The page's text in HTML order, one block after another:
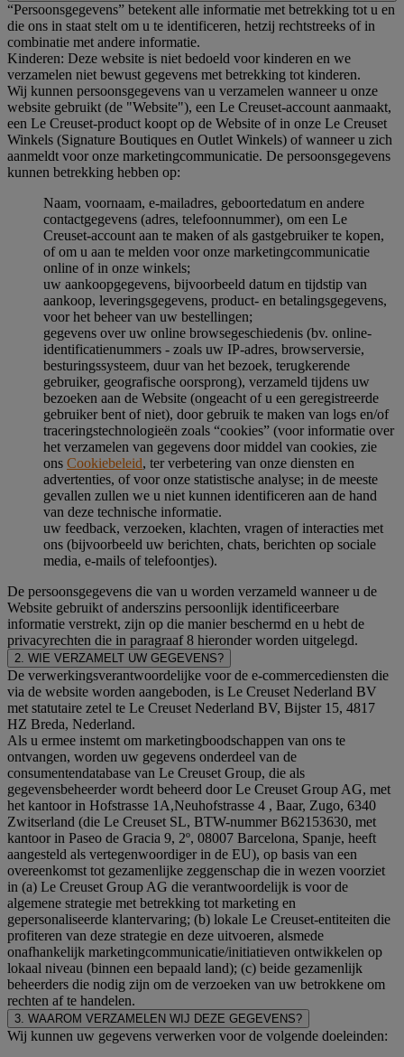
“Persoonsgegevens” betekent alle informatie met betrekking tot u en
die ons in staat stelt om u te identificeren, hetzij rechtstreeks of in
combinatie met andere informatie.
Kinderen: Deze website is niet bedoeld voor kinderen en we
verzamelen niet bewust gegevens met betrekking tot kinderen.
Wij kunnen persoonsgegevens van u verzamelen wanneer u onze
website gebruikt (de "Website"), een Le Creuset-account aanmaakt,
een Le Creuset-product koopt op de Website of in onze Le Creuset
Winkels (Signature Boutiques en Outlet Winkels) of wanneer u zich
aanmeldt voor onze marketingcommunicatie. De persoonsgegevens
kunnen betrekking hebben op:
Naam, voornaam, e-mailadres, geboortedatum en andere
contactgegevens (adres, telefoonnummer), om een Le
Creuset-account aan te maken of als gastgebruiker te kopen,
of om u aan te melden voor onze marketingcommunicatie
online of in onze winkels;
uw aankoopgegevens, bijvoorbeeld datum en tijdstip van
aankoop, leveringsgegevens, product- en betalingsgegevens,
voor het beheer van uw bestellingen;
gegevens over uw online browsegeschiedenis (bv. online-
identificatienummers - zoals uw IP-adres, browserversie,
besturingssysteem, duur van het bezoek, terugkerende
gebruiker, geografische oorsprong), verzameld tijdens uw
bezoeken aan de Website (ongeacht of u een geregistreerde
gebruiker bent of niet), door gebruik te maken van logs en/of
traceringstechnologieën zoals “cookies” (voor informatie over
het verzamelen van gegevens door middel van cookies, zie
ons Cookiebeleid, ter verbetering van onze diensten en
advertenties, of voor onze statistische analyse; in de meeste
gevallen zullen we u niet kunnen identificeren aan de hand
van deze technische informatie.
uw feedback, verzoeken, klachten, vragen of interacties met
ons (bijvoorbeeld uw berichten, chats, berichten op sociale
media, e-mails of telefoontjes).
De persoonsgegevens die van u worden verzameld wanneer u de
Website gebruikt of anderszins persoonlijk identificeerbare
informatie verstrekt, zijn op die manier beschermd en u hebt de
privacyrechten die in paragraaf 8 hieronder worden uitgelegd.
2. WIE VERZAMELT UW GEGEVENS?
De verwerkingsverantwoordelijke voor de e-commercediensten die
via de website worden aangeboden, is Le Creuset Nederland BV
met statutaire zetel te Le Creuset Nederland BV, Bijster 15, 4817
HZ Breda, Nederland.
Als u ermee instemt om marketingboodschappen van ons te
ontvangen, worden uw gegevens onderdeel van de
consumentendatabase van Le Creuset Group, die als
gegevensbeheerder wordt beheerd door Le Creuset Group AG, met
het kantoor in Hofstrasse 1A,Neuhofstrasse 4 , Baar, Zugo, 6340
Zwitserland (die Le Creuset SL, BTW-nummer B62153630, met
kantoor in Paseo de Gracia 9, 2º, 08007 Barcelona, Spanje, heeft
aangesteld als vertegenwoordiger in de EU), op basis van een
overeenkomst tot gezamenlijke zeggenschap die in wezen voorziet
in (a) Le Creuset Group AG die verantwoordelijk is voor de
algemene strategie met betrekking tot marketing en
gepersonaliseerde klantervaring; (b) lokale Le Creuset-entiteiten die
profiteren van deze strategie en deze uitvoeren, alsmede
onafhankelijk marketingcommunicatie/initiatieven ontwikkelen op
lokaal niveau (binnen een bepaald land); (c) beide gezamenlijk
beheerders die nodig zijn om de verzoeken van uw betrokkene om
rechten af te handelen.
3. WAAROM VERZAMELEN WIJ DEZE GEGEVENS?
Wij kunnen uw gegevens verwerken voor de volgende doeleinden: